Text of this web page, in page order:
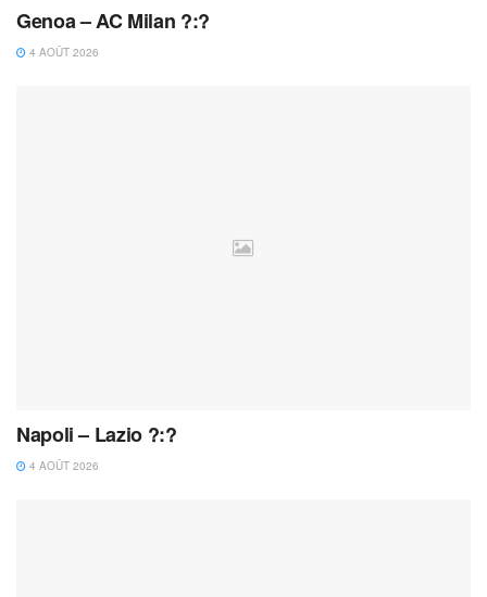
Genoa – AC Milan ?:?
4 AOÛT 2026
Napoli – Lazio ?:?
4 AOÛT 2026